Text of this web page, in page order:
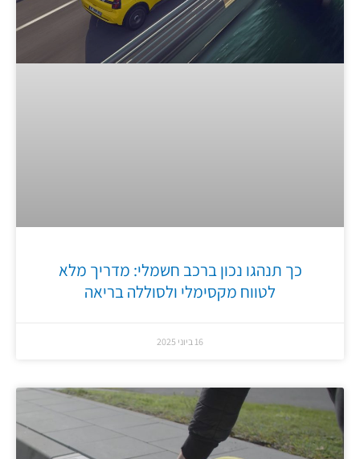
כך תנהגו נכון ברכב חשמלי: מדריך מלא
לטווח מקסימלי ולסוללה בריאה
16 ביוני 2025